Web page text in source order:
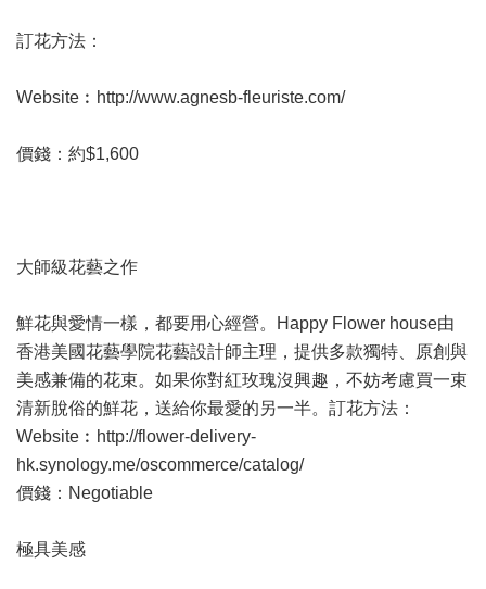
訂花方法：
Website︰ http://www.agnesb-fleuriste.com/
價錢：約$1,600
大師級花藝之作
鮮花與愛情一樣，都要用心經營。Happy Flower house由
香港美國花藝學院花藝設計師主理，提供多款獨特、原創與
美感兼備的花束。如果你對紅玫瑰沒興趣，不妨考慮買一束
清新脫俗的鮮花，送給你最愛的另一半。訂花方法：
Website︰ http://flower-delivery-
hk.synology.me/oscommerce/catalog/
價錢：Negotiable
極具美感